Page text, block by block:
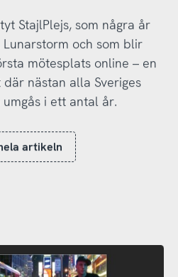
StajlPlejs, som några år
och som blir
mötesplats online – en
nästan alla Sveriges
i ett antal år.
artikeln